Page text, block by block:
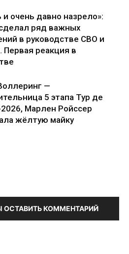
и очень давно назрело»:
ряд важных
в руководстве СВО и
Первая реакция в
—
5 этапа Тур де
Марлен Ройссер
жёлтую майку
ОСТАВИТЬ КОММЕНТАРИЙ